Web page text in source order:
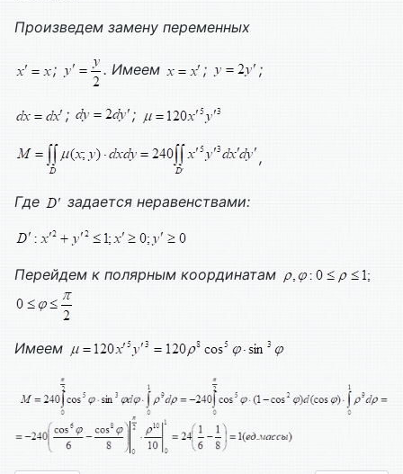
Произведем замену переменных
; . Имеем ; ;
; ;
,
Где задается неравенствами:
Перейдем к полярным координатам
Имеем